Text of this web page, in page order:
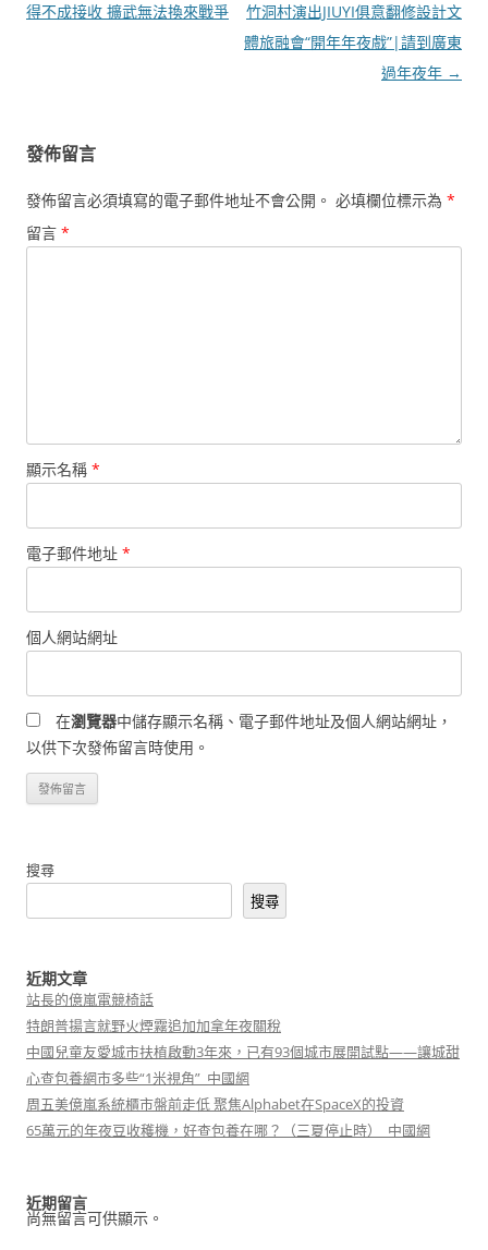
章
得不成接收 擴武無法換來戰爭
竹洞村演出JIUYI俱意翻修設計文
體旅融會“開年年夜戲”|請到廣東
過年夜年 →
發佈留言
發佈留言必須填寫的電子郵件地址不會公開。 必填欄位標示為 *
留言 *
顯示名稱 *
電子郵件地址 *
個人網站網址
在瀏覽器中儲存顯示名稱、電子郵件地址及個人網站網址，
以供下次發佈留言時使用。
搜尋
搜尋
近期文章
站長的億嵐電競椅話
特朗普揚言就野火煙霧追加加拿年夜關稅
中國兒童友愛城市扶植啟動3年來，已有93個城市展開試點——讓城甜
心查包養網市多些“1米視角”_中國網
周五美億嵐系統櫃市盤前走低 聚焦Alphabet在SpaceX的投資
65萬元的年夜豆收穫機，好查包養在哪？（三夏停止時）_中國網
近期留言
尚無留言可供顯示。